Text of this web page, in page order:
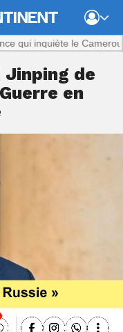
le Cameroun
Jinping de
en